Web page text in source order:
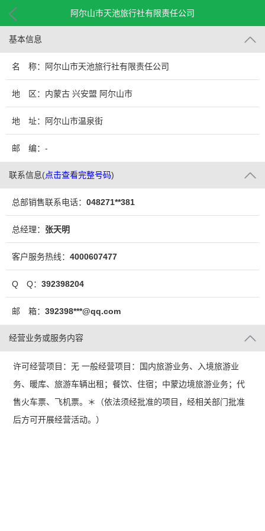
阿尔山市天池旅行社有限责任公司
基本信息
名 称：阿尔山市天池旅行社有限责任公司
地 区：内蒙古 兴安盟 阿尔山市
地 址：阿尔山市温泉街
邮 编：-
联系信息(点击查看完整号码)
总部销售联系电话： 048271**381
总经理： 张天明
客户服务热线： 4000607477
Q Q： 392398204
邮 箱： 392398***@qq.com
经营业务或服务内容
许可经营项目：无 一般经营项目：国内旅游业务、入境旅游业
务、暖库、旅游车辆出租；餐饮、住宿；中蒙边境旅游业务；代
售火车票、飞机票。＊（依法须经批准的项目，经相关部门批准
后方可开展经营活动。）